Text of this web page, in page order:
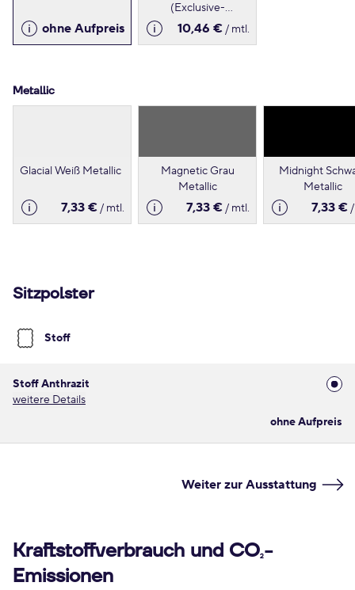
ohne Aufpreis
(Exclusive-
Lackierung)
10,46 €/ mtl.
Metallic
Glacial Weiß Metallic
7,33 €/ mtl.
Magnetic Grau
Metallic
7,33 €/ mtl.
Midnight
Metallic
7,33 €
Sitzpolster
Stoff
Stoff Anthrazit
weitere Details
ohne Aufpreis
Weiter zur Ausstattung
Kraftstoffverbrauch und CO2-
Emissionen